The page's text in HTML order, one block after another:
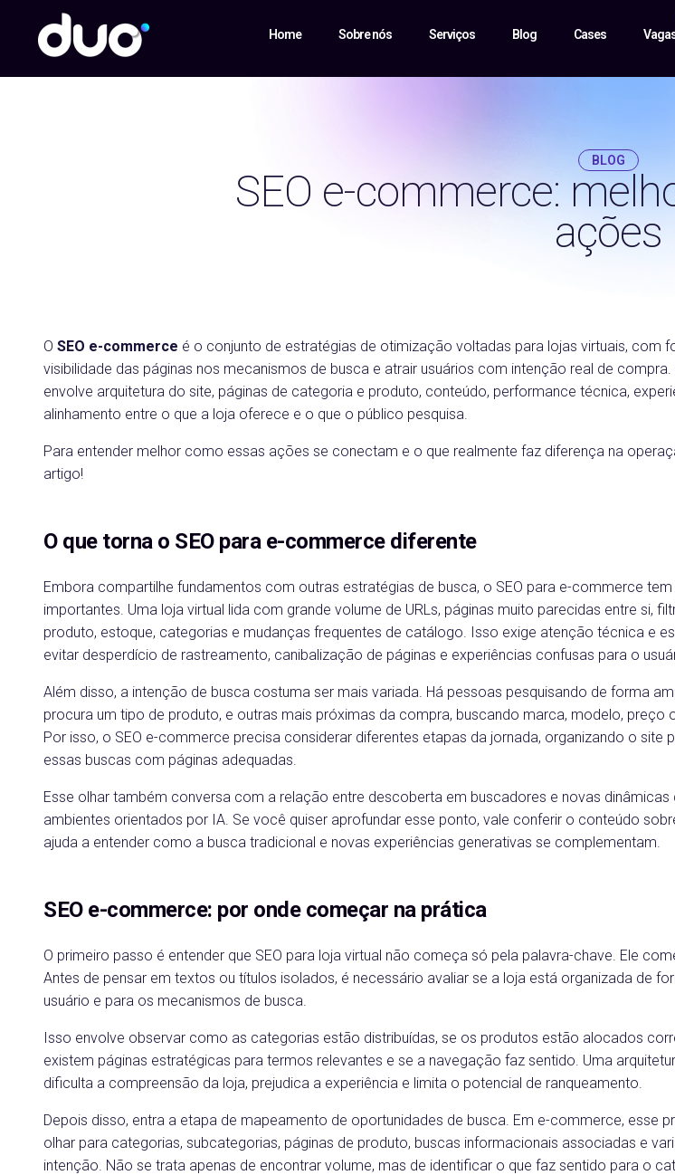
Home Sobre nós Serviços Blog Cases
BLOG
SEO e-commerce:
ações
O SEO e-commerce é o conjunto de estratégias de otimização voltadas para lojas virtuais, com
visibilidade das páginas nos mecanismos de busca e atrair usuários com intenção real de compra.
envolve arquitetura do site, páginas de categoria e produto, conteúdo, performance técnica,
alinhamento entre o que a loja oferece e o que o público pesquisa.
Para entender melhor como essas ações se conectam e o que realmente faz diferença na
artigo!
O que torna o SEO para e-commerce diferente
Embora compartilhe fundamentos com outras estratégias de busca, o SEO para e-commerce
importantes. Uma loja virtual lida com grande volume de URLs, páginas muito parecidas entre si,
produto, estoque, categorias e mudanças frequentes de catálogo. Isso exige atenção técnica e
evitar desperdício de rastreamento, canibalização de páginas e experiências confusas para o
Além disso, a intenção de busca costuma ser mais variada. Há pessoas pesquisando de forma
procura um tipo de produto, e outras mais próximas da compra, buscando marca, modelo, preço
Por isso, o SEO e-commerce precisa considerar diferentes etapas da jornada, organizando o site
essas buscas com páginas adequadas.
Esse olhar também conversa com a relação entre descoberta em buscadores e novas dinâmicas
ambientes orientados por IA. Se você quiser aprofundar esse ponto, vale conferir o conteúdo
ajuda a entender como a busca tradicional e novas experiências generativas se complementam.
SEO e-commerce: por onde começar na prática
O primeiro passo é entender que SEO para loja virtual não começa só pela palavra-chave. Ele
Antes de pensar em textos ou títulos isolados, é necessário avaliar se a loja está organizada de
usuário e para os mecanismos de busca.
Isso envolve observar como as categorias estão distribuídas, se os produtos estão alocados
existem páginas estratégicas para termos relevantes e se a navegação faz sentido. Uma
dificulta a compreensão da loja, prejudica a experiência e limita o potencial de ranqueamento.
Depois disso, entra a etapa de mapeamento de oportunidades de busca. Em e-commerce, esse
olhar para categorias, subcategorias, páginas de produto, buscas informacionais associadas e
intenção. Não se trata apenas de encontrar volume, mas de identificar o que faz sentido para o